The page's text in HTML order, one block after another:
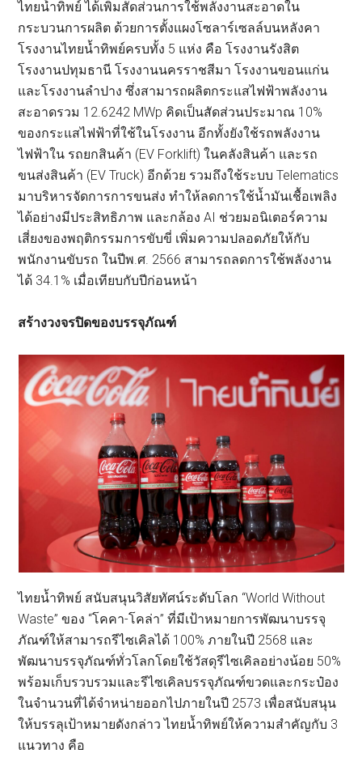
ไทยน้ำทิพย์ ได้เพิ่มสัดส่วนการใช้พลังงานสะอาดใน
กระบวนการผลิต ด้วยการตั้งแผงโซลาร์เซลล์บนหลังคา
โรงงานไทยน้ำทิพย์ครบทั้ง 5 แห่ง คือ โรงงานรังสิต
โรงงานปทุมธานี โรงงานนครราชสีมา โรงงานขอนแก่น
และโรงงานลำปาง ซึ่งสามารถผลิตกระแสไฟฟ้าพลังงาน
สะอาดรวม 12.6242 MWp คิดเป็นสัดส่วนประมาณ 10%
ของกระแสไฟฟ้าที่ใช้ในโรงงาน อีกทั้งยังใช้รถพลังงาน
ไฟฟ้าใน รถยกสินค้า (EV Forklift) ในคลังสินค้า และรถ
ขนส่งสินค้า (EV Truck) อีกด้วย รวมถึงใช้ระบบ Telematics
มาบริหารจัดการการขนส่ง ทำให้ลดการใช้น้ำมันเชื้อเพลิง
ได้อย่างมีประสิทธิภาพ และกล้อง AI ช่วยมอนิเตอร์ความ
เสี่ยงของพฤติกรรมการขับขี่ เพิ่มความปลอดภัยให้กับ
พนักงานขับรถ ในปีพ.ศ. 2566 สามารถลดการใช้พลังงาน
ได้ 34.1% เมื่อเทียบกับปีก่อนหน้า
สร้างวงจรปิดของบรรจุภัณฑ์
ไทยน้ำทิพย์ สนับสนุนวิสัยทัศน์ระดับโลก “World Without
Waste” ของ “โคคา-โคล่า” ที่มีเป้าหมายการพัฒนาบรรจุ
ภัณฑ์ให้สามารถรีไซเคิลได้ 100% ภายในปี 2568 และ
พัฒนาบรรจุภัณฑ์ทั่วโลกโดยใช้วัสดุรีไซเคิลอย่างน้อย 50%
พร้อมเก็บรวบรวมและรีไซเคิลบรรจุภัณฑ์ขวดและกระป๋อง
ในจำนวนที่ได้จำหน่ายออกไปภายในปี 2573 เพื่อสนับสนุน
ให้บรรลุเป้าหมายดังกล่าว ไทยน้ำทิพย์ให้ความสำคัญกับ 3
แนวทาง คือ